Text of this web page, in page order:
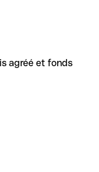
agréé et fonds